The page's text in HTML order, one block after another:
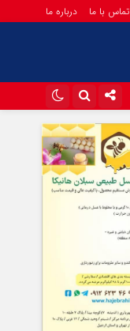
تماس با ما درباره ما